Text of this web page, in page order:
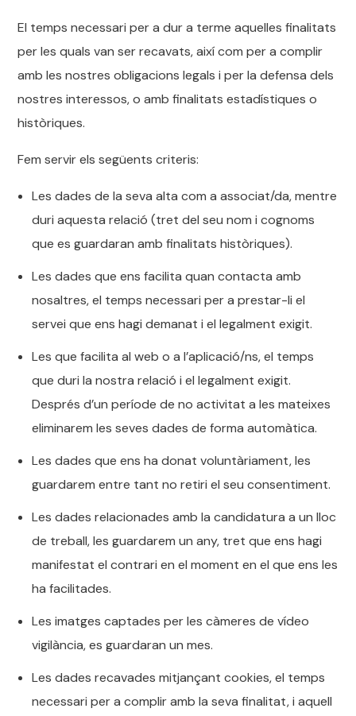
El temps necessari per a dur a terme aquelles finalitats
per les quals van ser recavats, així com per a complir
amb les nostres obligacions legals i per la defensa dels
nostres interessos, o amb finalitats estadístiques o
històriques.
Fem servir els següents criteris:
Les dades de la seva alta com a associat/da, mentre
duri aquesta relació (tret del seu nom i cognoms
que es guardaran amb finalitats històriques).
Les dades que ens facilita quan contacta amb
nosaltres, el temps necessari per a prestar-li el
servei que ens hagi demanat i el legalment exigit.
Les que facilita al web o a l’aplicació/ns, el temps
que duri la nostra relació i el legalment exigit.
Després d’un període de no activitat a les mateixes
eliminarem les seves dades de forma automàtica.
Les dades que ens ha donat voluntàriament, les
guardarem entre tant no retiri el seu consentiment.
Les dades relacionades amb la candidatura a un lloc
de treball, les guardarem un any, tret que ens hagi
manifestat el contrari en el moment en el que ens les
ha facilitades.
Les imatges captades per les càmeres de vídeo
vigilància, es guardaran un mes.
Les dades recavades mitjançant cookies, el temps
necessari per a complir amb la seva finalitat, i aquell